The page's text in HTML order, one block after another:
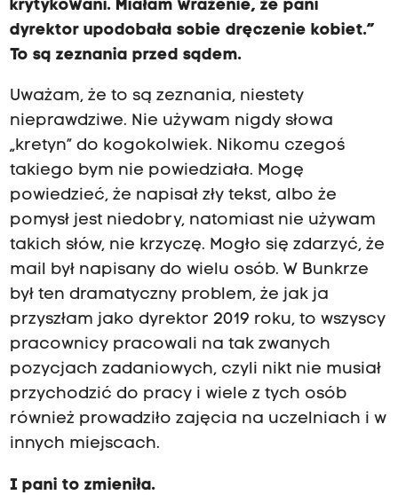
krytykowani. Miałam wrażenie, że pani
dyrektor upodobała sobie dręczenie kobiet.”
To są zeznania przed sądem.
Uważam, że to są zeznania, niestety
nieprawdziwe. Nie używam nigdy słowa
„kretyn” do kogokolwiek. Nikomu czegoś
takiego bym nie powiedziała. Mogę
powiedzieć, że napisał zły tekst, albo że
pomysł jest niedobry, natomiast nie używam
takich słów, nie krzyczę. Mogło się zdarzyć, że
mail był napisany do wielu osób. W Bunkrze
był ten dramatyczny problem, że jak ja
przyszłam jako dyrektor 2019 roku, to wszyscy
pracownicy pracowali na tak zwanych
pozycjach zadaniowych, czyli nikt nie musiał
przychodzić do pracy i wiele z tych osób
również prowadziło zajęcia na uczelniach i w
innych miejscach.
I pani to zmieniła.